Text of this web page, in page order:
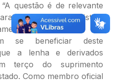
questão é de relevante
Minas, tendo em vista a
como uma das
se beneficiar deste
a lenha e derivados
terço do suprimento
Como membro oficial